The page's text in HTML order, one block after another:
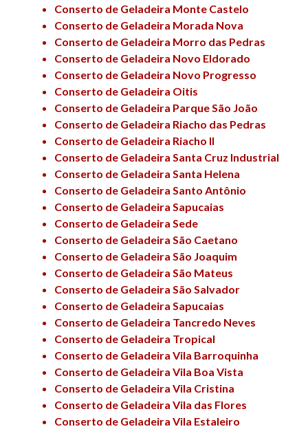
Conserto de Geladeira Monte Castelo
Conserto de Geladeira Morada Nova
Conserto de Geladeira Morro das Pedras
Conserto de Geladeira Novo Eldorado
Conserto de Geladeira Novo Progresso
Conserto de Geladeira Oitis
Conserto de Geladeira Parque São João
Conserto de Geladeira Riacho das Pedras
Conserto de Geladeira Riacho II
Conserto de Geladeira Santa Cruz Industrial
Conserto de Geladeira Santa Helena
Conserto de Geladeira Santo Antônio
Conserto de Geladeira Sapucaias
Conserto de Geladeira Sede
Conserto de Geladeira São Caetano
Conserto de Geladeira São Joaquim
Conserto de Geladeira São Mateus
Conserto de Geladeira São Salvador
Conserto de Geladeira Sapucaias
Conserto de Geladeira Tancredo Neves
Conserto de Geladeira Tropical
Conserto de Geladeira Vila Barroquinha
Conserto de Geladeira Vila Boa Vista
Conserto de Geladeira Vila Cristina
Conserto de Geladeira Vila das Flores
Conserto de Geladeira Vila Estaleiro